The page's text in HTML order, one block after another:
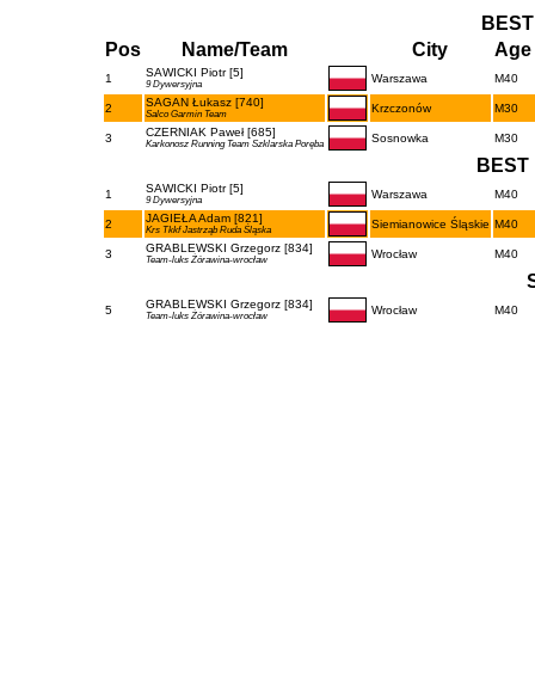
Pos
Name/Team City Age
1 SAWICKI Piotr [5]
9 Dywersyjna Warszawa M40
2 SAGAN Łukasz [740]
Salco Garmin Team Krzczonów M30
3 CZERNIAK Paweł [685]
Karkonosz Running Team Szklarska Poręba Sosnowka M30
BEST
1 SAWICKI Piotr [5]
9 Dywersyjna Warszawa M40
2 JAGIEŁA Adam [821]
Krs Tkkf Jastrząb Ruda Śląska Siemianowice Śląskie M40
3 GRABLEWSKI Grzegorz [834]
Team-luks Żórawina-wrocław Wrocław M40
5 GRABLEWSKI Grzegorz [834]
Team-luks Żórawina-wrocław Wrocław M40